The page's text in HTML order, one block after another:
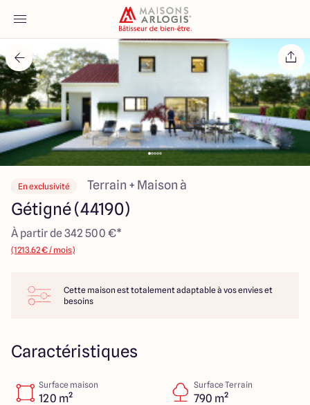
Accueil
Nos maisons
Nos annonces
Votre projet
Qui sommes-nous
Maisons ARLOGIS Nantes
4.7 4.7
En exclusivité Terrain + Maison à
Gétigné (44190)
À partir de 342 500 €*
(1213.62 € / mois)
Cette maison est totalement adaptable à vos envies et
besoins
Caractéristiques
Surface maison
120 m²
Surface Terrain
790 m²